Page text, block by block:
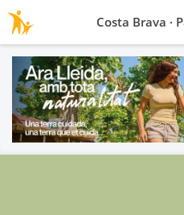
Costa Brava ·